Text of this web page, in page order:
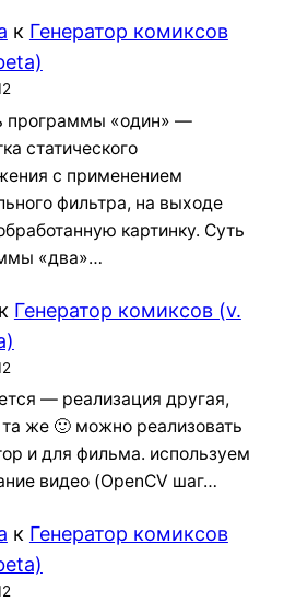
к Генератор комиксов
программы «один» —
статического
с применением
фильтра, на выходе
картинку. Суть
«два»…
к Генератор комиксов (v.
— реализация другая,
та же 🙂 можно реализовать
и для фильма. используем
видео (OpenCV шаг…
к Генератор комиксов